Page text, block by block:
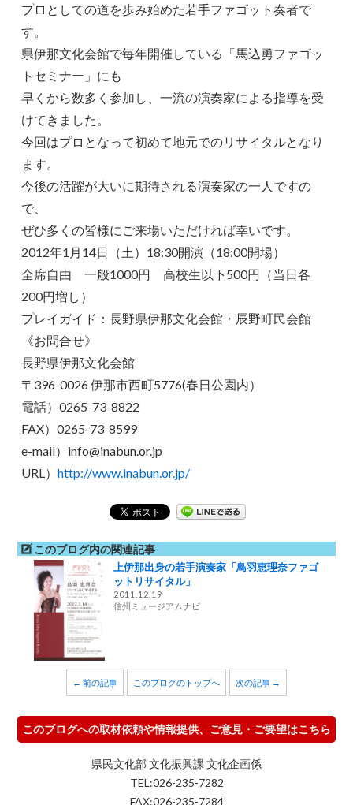
プロとしての道を歩み始めた若手ファゴット奏者で
す。
県伊那文化会館で毎年開催している「馬込勇ファゴッ
トセミナー」にも
早くから数多く参加し、一流の演奏家による指導を受
けてきました。
今回はプロとなって初めて地元でのリサイタルとなり
ます。
今後の活躍が大いに期待される演奏家の一人ですの
で、
ぜひ多くの皆様にご来場いただければ幸いです。
2012年1月14日（土）18:30開演（18:00開場）
全席自由 一般1000円 高校生以下500円（当日各
200円増し）
プレイガイド：長野県伊那文化会館・辰野町民会館
《お問合せ》
長野県伊那文化会館
〒396-0026 伊那市西町5776(春日公園内）
電話）0265-73-8822
FAX）0265-73-8599
e-mail）info@inabun.or.jp
URL）http://www.inabun.or.jp/
このブログ内の関連記事
上伊那出身の若手演奏家「鳥羽恵理奈ファゴ
ットリサイタル」
2011.12.19
信州ミュージアムナビ
← 前の記事 このブログのトップへ 次の記事 →
このブログへの取材依頼や情報提供、ご意見・ご要望はこちら
県民文化部 文化振興課 文化企画係
TEL:026-235-7282
FAX:026-235-7284